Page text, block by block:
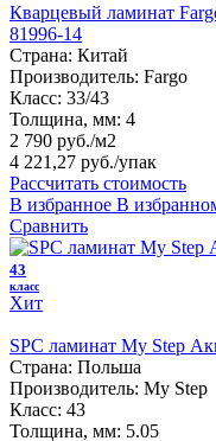
Кварцевый ламинат
81996-14
Страна: Китай
Производитель: Fargo
Класс: 33/43
Толщина, мм: 4
2 790 руб./м2
4 221,27 руб./упак
Рассчитать стоимость
В избранное В
Сравнить
43
класс
Хит
SPC ламинат My Step
Страна: Польша
Производитель: My Step
Класс: 43
Толщина, мм: 5.05